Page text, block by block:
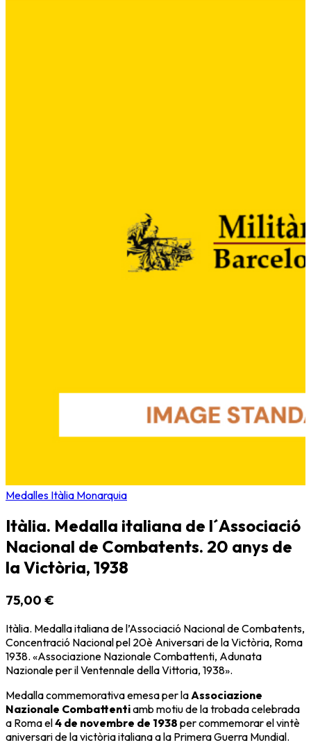
Medalles Itàlia Monarquia
Itàlia. Medalla italiana de l´Associació
Nacional de Combatents. 20 anys de
la Victòria, 1938
75,00 €
Itàlia. Medalla italiana de l’Associació Nacional de Combatents,
Concentració Nacional pel 20è Aniversari de la Victòria, Roma
1938. «Associazione Nazionale Combattenti, Adunata
Nazionale per il Ventennale della Vittoria, 1938».
Medalla commemorativa emesa per laAssociazione
Nazionale Combattentiamb motiu de la trobada celebrada
a Roma el4 de novembre de 1938 per commemorar el vintè
aniversari de la victòria italiana a la Primera Guerra Mundial.